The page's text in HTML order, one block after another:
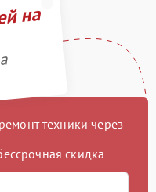
на
техники через
скидка